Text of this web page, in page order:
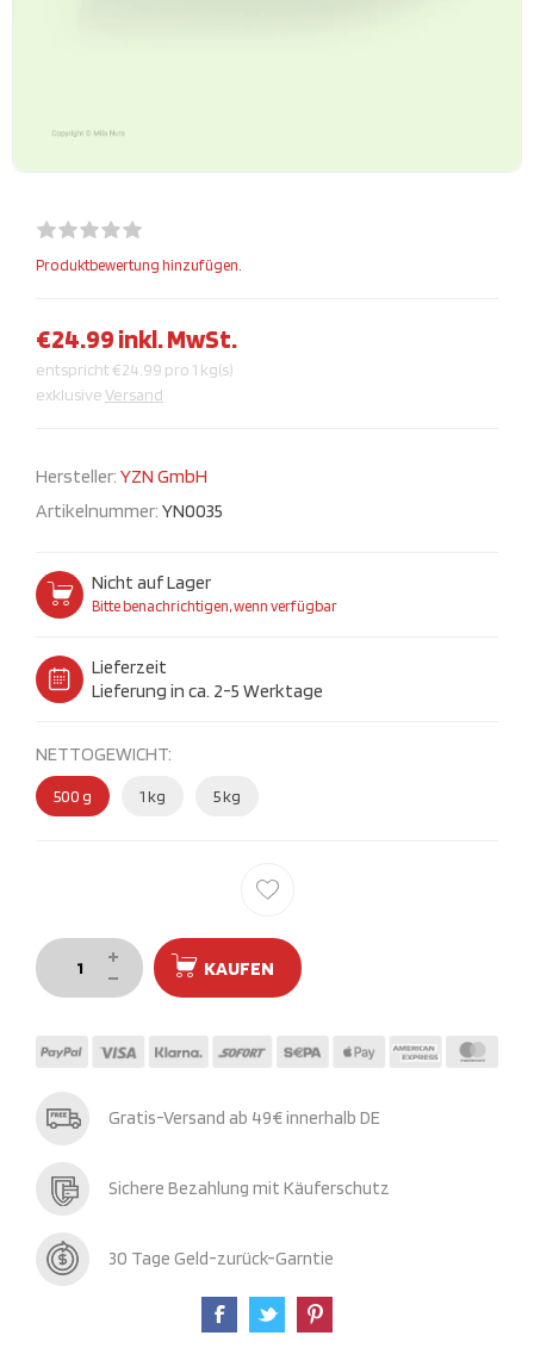
Produktbewertung hinzufügen.
€24.99 inkl. MwSt.
entspricht €24.99 pro 1 kg(s)
exklusiveVersand
Hersteller: YZN GmbH
Artikelnummer: YN0035
Nicht auf Lager
Bitte benachrichtigen, wenn verfügbar
Lieferzeit
Lieferung in ca. 2-5 Werktage
NETTOGEWICHT:
500 g 1 kg 5 kg
KAUFEN
Gratis-Versand ab 49€ innerhalb DE
Sichere Bezahlung mit Käuferschutz
30 Tage Geld-zurück-Garntie